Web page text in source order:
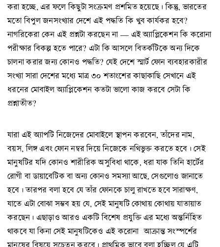
করা হচ্ছে, এর ফলে কিছুটা সংক্রমণ প্রশমিত হয়েছে। কিন্তু, ভারতের
মতো বিপুল জনসংখ্যার দেশে এই পদ্ধতি কি খুব কার্যকর হবে?
নাগরিকেরা কেন এই প্রশ্নটা করছেন না — এই অ্যাপ্লিকেশন কি করোনা
পরীক্ষার বিকল্প হতে পারে? এটা কি আসলে বিতর্কটিকে অন্য দিকে
চালনা করার জন্য কোনও পদ্ধতি? যেই দেশে স্মার্ট ফোন ব্যবহারকারীর
সংখ্যা সারা দেশের মধ্যে মাত্র ৩০ শতাংশের কাছাকাছি সেখানে এই
ধরনের মোবাইল অ্যাপ্লিকেশন কতটা ভালো কাজ করবে সেটা কি
প্রশ্নাতীত?
যারা এই অ্যাপটি নিজেদের মোবাইলে স্থাপন করবেন, তাঁদের নাম,
বয়স, লিঙ্গ এবং ফোন নম্বর দিয়ে নিজেকে নথিভুক্ত করতে হবে। সেই
মানুষটির যদি কোনও শারীরিক অসুবিধা থাকে, ধরা যাক তিনি হার্টের
রোগী বা ডায়াবেটিক বা অন্য কোনও সমস্যা আছে, সেগুলোও জানাতে
হবে। তারপর বলা হবে যে তাঁর ফোনকে চালু রাখতে হবে সারাক্ষণ,
যাতে এটা বোঝা সম্ভব হয় যে, সেই মানুষটি কোথায় কোথায় যাতায়াত
করছেন। এছাড়াও আরও একটি বিশেষ প্রযুক্তি এর মধ্যে অন্তর্নিহিত
থাকবে যা কিনা সেই মানুষটিকেও এই করোনা আক্রান্ত সংস্পর্শের